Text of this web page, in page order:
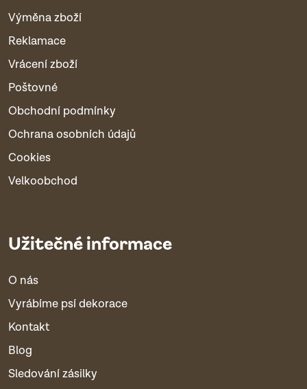
Výměna zboží
Reklamace
Vrácení zboží
Poštovné
Obchodní podmínky
Ochrana osobních údajů
Cookies
Velkoobchod
Užitečné informace
O nás
Vyrábíme psí dekorace
Kontakt
Blog
Sledování zásilky